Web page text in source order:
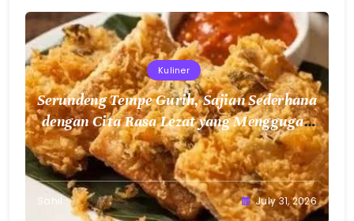
Kuliner
Serundeng Tempe Gurih, Sajian Sederhana
dengan Cita Rasa Lezat yang Menggugah
Selera
Sahil July 31, 2026